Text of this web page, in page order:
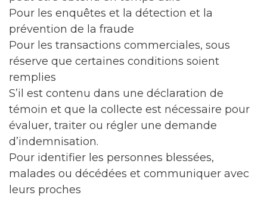
Pour les enquêtes et la détection et la
prévention de la fraude
Pour les transactions commerciales, sous
réserve que certaines conditions soient
remplies
S’il est contenu dans une déclaration de
témoin et que la collecte est nécessaire pour
évaluer, traiter ou régler une demande
d’indemnisation.
Pour identifier les personnes blessées,
malades ou décédées et communiquer avec
leurs proches